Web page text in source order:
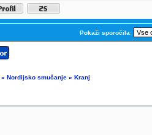
Pokaži sporočila:
» Nordijsko smučanje » Kranj